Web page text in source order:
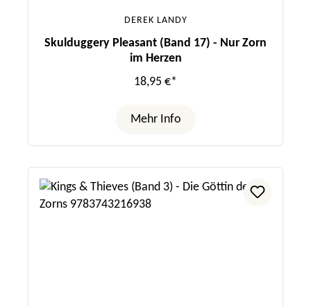
DEREK LANDY
Skulduggery Pleasant (Band 17) - Nur Zorn
im Herzen
18,95 €*
Mehr Info